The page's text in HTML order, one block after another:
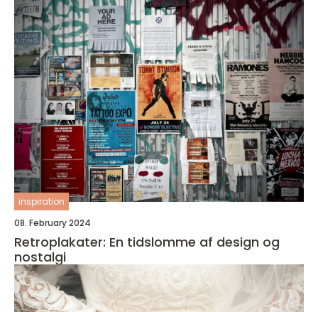
inspiration
08. February 2024
Retroplakater: En tidslomme af design og
nostalgi